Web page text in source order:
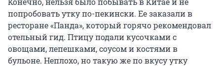
попробовать утку по-пекински. Ее заказали в
ресторане «Панда», который горячо рекомендовал
отельный гид. Птицу подали кусочками с
овощами, лепешками, соусом и костями в
бульоне. Неплохо, но такую же по вкусу утку